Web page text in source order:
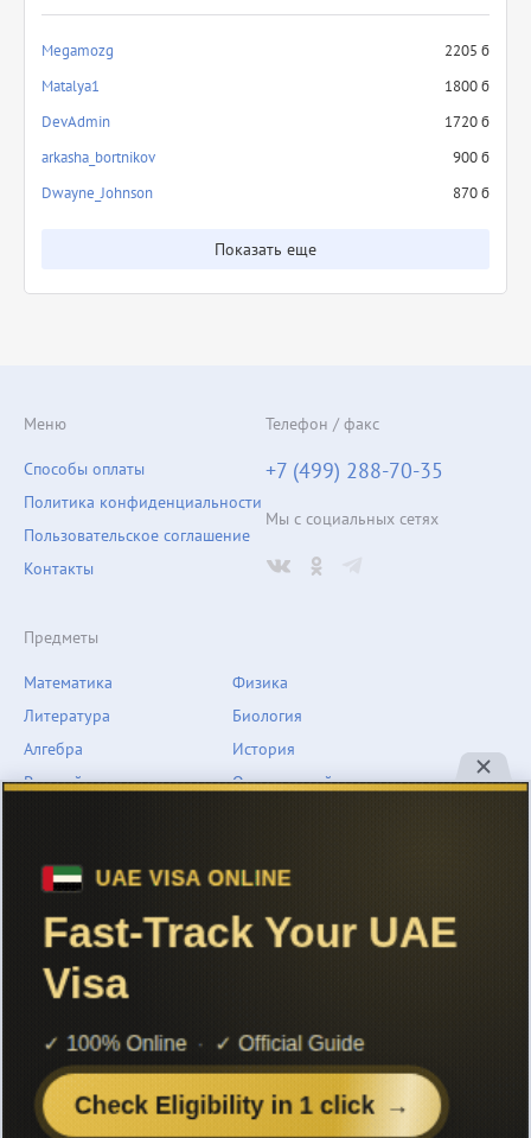
Megamozg
2205 б
Matalya1
1800 б
DevAdmin
1720 б
arkasha_bortnikov
900 б
Dwayne_Johnson
870 б
Показать еще
Предметы
Математика
Литература
Алгебра
Русский язык
Физика
Биология
История
Окружающий мир
Обществознание
Английский язык
Немецкий язык
Технологии
Человек и мир
Музыка
ОБЖ
Другое
Меню
Способы оплаты
Политика конфиденциальности
Пользовательское соглашение
Контакты
Телефон / факс
+7 (499) 288-70-35
Мы с социальных сетях